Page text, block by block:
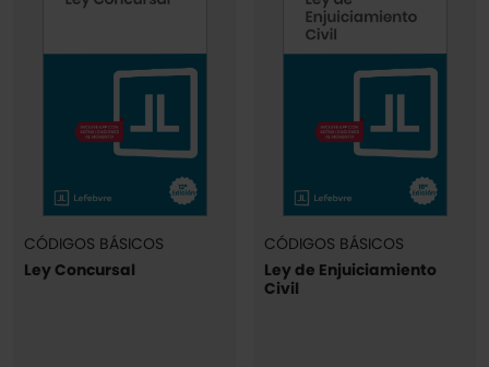
CÓDIGOS BÁSICOS
Ley Concursal
CÓDIGOS BÁSICOS
Ley de Enjuiciamiento
Civil